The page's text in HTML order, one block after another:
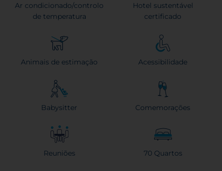
Ar condicionado/controlo
de temperatura
Hotel sustentável
certificado
Animais de estimação Acessibilidade
Babysitter Comemorações
Reuniões 70 Quartos